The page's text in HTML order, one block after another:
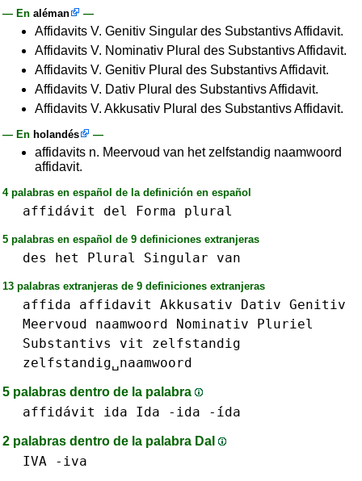
— En aléman —
Affidavits V. Genitiv Singular des Substantivs Affidavit.
Affidavits V. Nominativ Plural des Substantivs Affidavit.
Affidavits V. Genitiv Plural des Substantivs Affidavit.
Affidavits V. Dativ Plural des Substantivs Affidavit.
Affidavits V. Akkusativ Plural des Substantivs Affidavit.
— En holandés —
affidavits n. Meervoud van het zelfstandig naamwoord
affidavit.
4 palabras en español de la definición en español
affidávit del Forma plural
5 palabras en español de 9 definiciones extranjeras
des het Plural Singular van
13 palabras extranjeras de 9 definiciones extranjeras
affida affidavit Akkusativ Dativ Genitiv
Meervoud
naamwoord Nominativ
Pluriel
Substantivs
vit
zelfstandig
zelfstandig␣naamwoord
5 palabras dentro de la palabra
affidávit ida Ida -ida -́ida
2 palabras dentro de la palabra DaI
IVA -iva